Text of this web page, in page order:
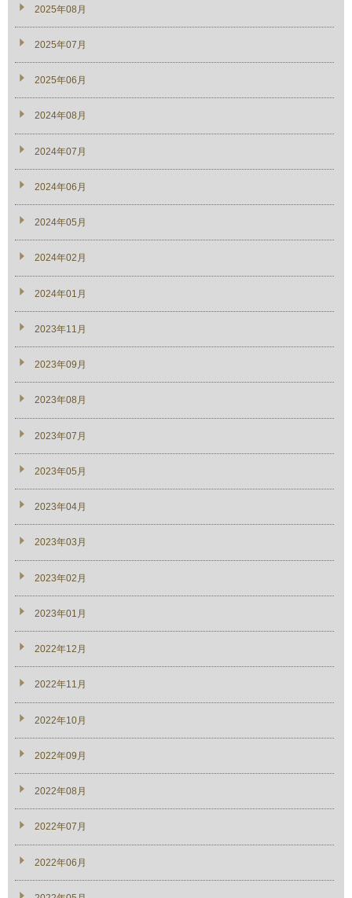
2025年08月
2025年07月
2025年06月
2024年08月
2024年07月
2024年06月
2024年05月
2024年02月
2024年01月
2023年11月
2023年09月
2023年08月
2023年07月
2023年05月
2023年04月
2023年03月
2023年02月
2023年01月
2022年12月
2022年11月
2022年10月
2022年09月
2022年08月
2022年07月
2022年06月